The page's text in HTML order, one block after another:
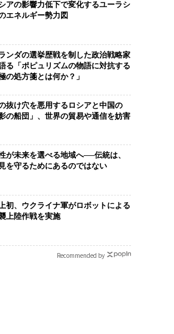
アの影響力低下で変化するユーラシ
エネルギー勢力図
ンダの選挙歴戦を制した政治戦略家
る「ポピュリズムの物語に対抗する
の処方箋とは何か？」
抜け穴を悪用するロシアと中国の
影の船団」、世界の貿易や通信を妨害
が未来を選べる地域へ──伝統は、
を守るためにあるのではない
初、ウクライナ軍がロボットによる
上陸作戦を実施
Recommended by